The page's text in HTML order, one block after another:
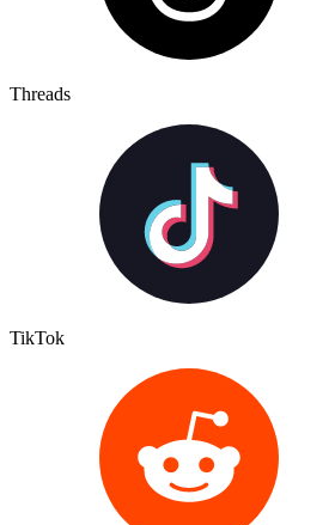
Threads
TikTok